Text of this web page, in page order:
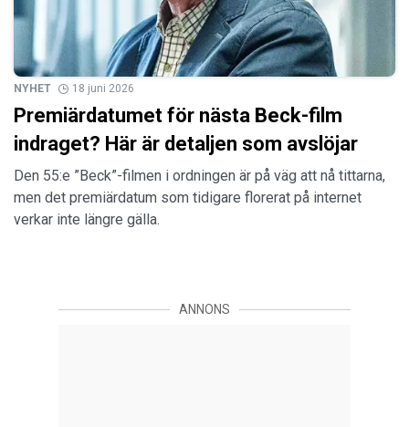
NYHET 18 juni 2026
Premiärdatumet för nästa Beck-film
indraget? Här är detaljen som avslöjar
Den 55:e ”Beck”-filmen i ordningen är på väg att nå tittarna,
men det premiärdatum som tidigare florerat på internet
verkar inte längre gälla.
ANNONS